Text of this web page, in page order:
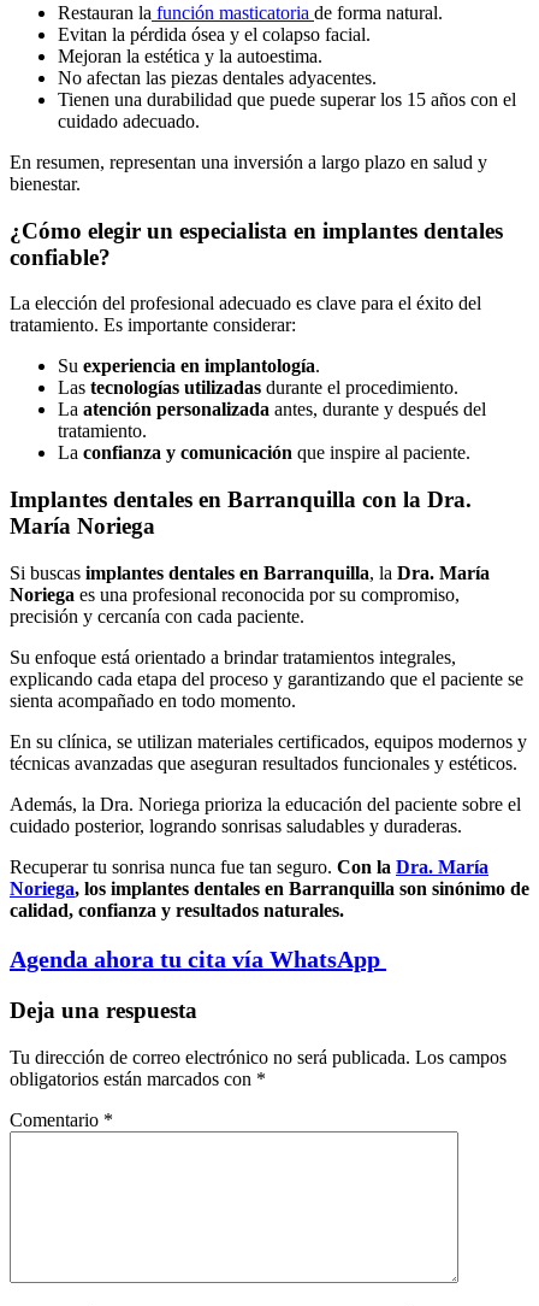
Restauran la función masticatoria de forma natural.
Evitan la pérdida ósea y el colapso facial.
Mejoran la estética y la autoestima.
No afectan las piezas dentales adyacentes.
Tienen una durabilidad que puede superar los 15 años con el
cuidado adecuado.
En resumen, representan una inversión a largo plazo en salud y
bienestar.
¿Cómo elegir un especialista en implantes dentales
confiable?
La elección del profesional adecuado es clave para el éxito del
tratamiento. Es importante considerar:
Su experiencia en implantología.
Las tecnologías utilizadas durante el procedimiento.
La atención personalizada antes, durante y después del
tratamiento.
La confianza y comunicación que inspire al paciente.
Implantes dentales en Barranquilla con la Dra.
María Noriega
Si buscas implantes dentales en Barranquilla, la Dra. María
Noriega es una profesional reconocida por su compromiso,
precisión y cercanía con cada paciente.
Su enfoque está orientado a brindar tratamientos integrales,
explicando cada etapa del proceso y garantizando que el paciente se
sienta acompañado en todo momento.
En su clínica, se utilizan materiales certificados, equipos modernos y
técnicas avanzadas que aseguran resultados funcionales y estéticos.
Además, la Dra. Noriega prioriza la educación del paciente sobre el
cuidado posterior, logrando sonrisas saludables y duraderas.
Recuperar tu sonrisa nunca fue tan seguro. Con la Dra. María
Noriega, los implantes dentales en Barranquilla son sinónimo de
calidad, confianza y resultados naturales.
Agenda ahora tu cita vía ​​WhatsApp
Deja una respuesta
Tu dirección de correo electrónico no será publicada. Los campos
obligatorios están marcados con *
Comentario *